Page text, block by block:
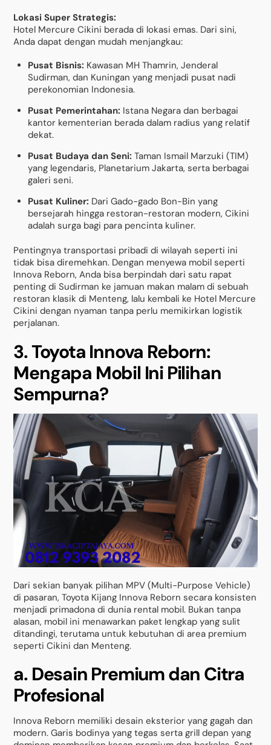
Lokasi Super Strategis:
Hotel Mercure Cikini berada di lokasi emas. Dari sini,
Anda dapat dengan mudah menjangkau:
Pusat Bisnis: Kawasan MH Thamrin, Jenderal
Sudirman, dan Kuningan yang menjadi pusat nadi
perekonomian Indonesia.
Pusat Pemerintahan: Istana Negara dan berbagai
kantor kementerian berada dalam radius yang relatif
dekat.
Pusat Budaya dan Seni: Taman Ismail Marzuki (TIM)
yang legendaris, Planetarium Jakarta, serta berbagai
galeri seni.
Pusat Kuliner: Dari Gado-gado Bon-Bin yang
bersejarah hingga restoran-restoran modern, Cikini
adalah surga bagi para pencinta kuliner.
Pentingnya transportasi pribadi di wilayah seperti ini
tidak bisa diremehkan. Dengan menyewa mobil seperti
Innova Reborn, Anda bisa berpindah dari satu rapat
penting di Sudirman ke jamuan makan malam di sebuah
restoran klasik di Menteng, lalu kembali ke Hotel Mercure
Cikini dengan nyaman tanpa perlu memikirkan logistik
perjalanan.
3. Toyota Innova Reborn:
Mengapa Mobil Ini Pilihan
Sempurna?
Dari sekian banyak pilihan MPV (Multi-Purpose Vehicle)
di pasaran, Toyota Kijang Innova Reborn secara konsisten
menjadi primadona di dunia rental mobil. Bukan tanpa
alasan, mobil ini menawarkan paket lengkap yang sulit
ditandingi, terutama untuk kebutuhan di area premium
seperti Cikini dan Menteng.
a. Desain Premium dan Citra
Profesional
Innova Reborn memiliki desain eksterior yang gagah dan
modern. Garis bodinya yang tegas serta grill depan yang